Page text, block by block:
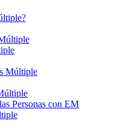
Múltiple
Personas con EM